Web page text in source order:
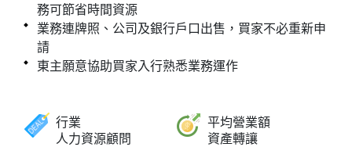
務可節省時間資源
業務連牌照、公司及銀行戶口出售，買家不必重新申
請
東主願意協助買家入行熟悉業務運作
行業
人力資源顧問
平均營業額
資產轉讓